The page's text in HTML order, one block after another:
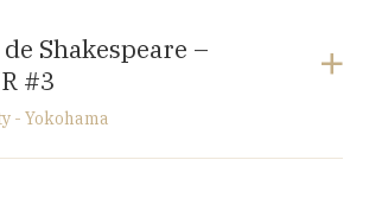
AMIENS
Shakespeare –
#3
- Yokohama